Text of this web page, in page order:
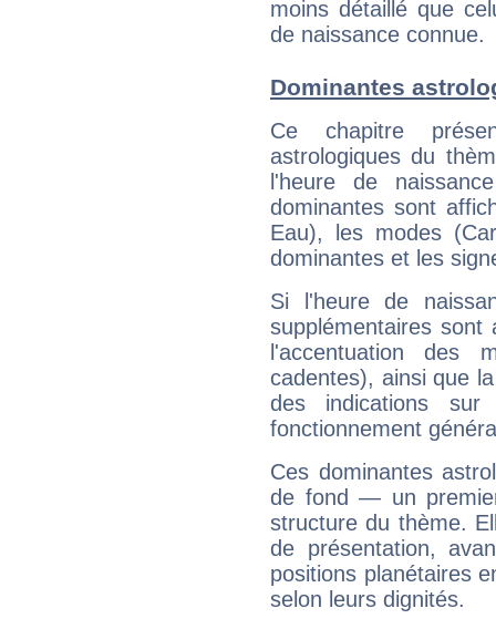
moins détaillé que
de naissance connue.
Dominantes
Ce chapitre
astrologiques du
l'heure de
dominantes sont
Eau), les modes
dominantes et les
Si l'heure de
supplémentaires sont
l'accentuation des
cadentes), ainsi que
des indications sur
fonctionnement
Ces dominantes
de fond — un
structure du thème.
de présentation,
positions planétaires
selon leurs dignités.